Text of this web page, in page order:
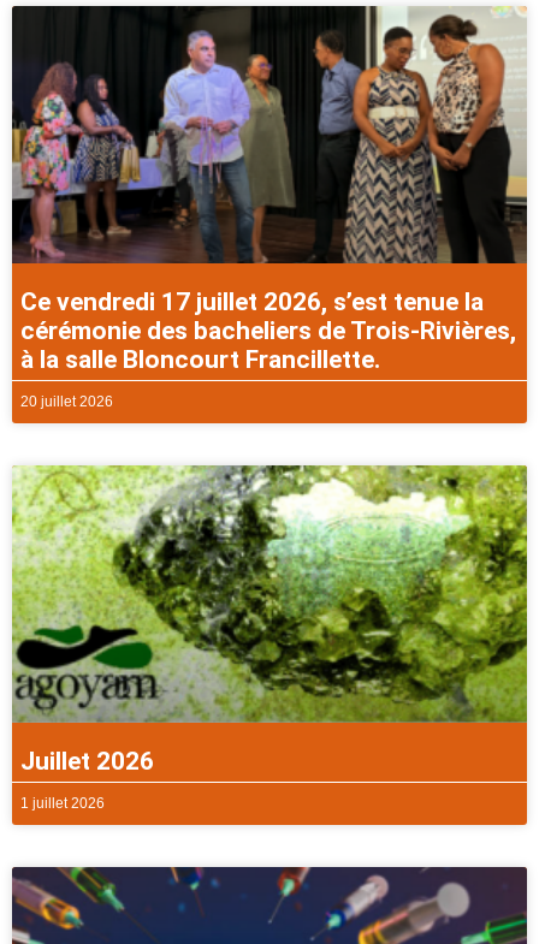
Ce vendredi 17 juillet 2026, s’est tenue la
cérémonie des bacheliers de Trois-Rivières,
à la salle Bloncourt Francillette.
20 juillet 2026
Juillet 2026
1 juillet 2026